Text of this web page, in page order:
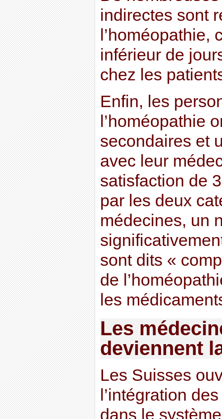
indirectes sont
l’homéopathie,
inférieur de
chez les
Enfin, les
l’homéopathie
secondaires et
avec leur
satisfaction de
par les deux
médecines, un
sont dits «
de
les
Les
deviennent
Les Suisses
l’intégration
dans le